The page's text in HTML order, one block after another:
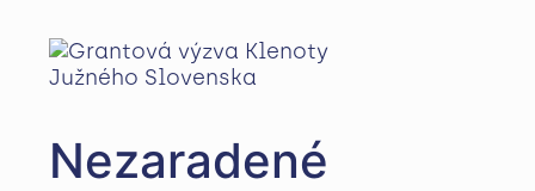
Nezaradené